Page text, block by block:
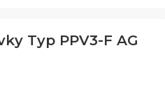
Typ PPV3-F AG